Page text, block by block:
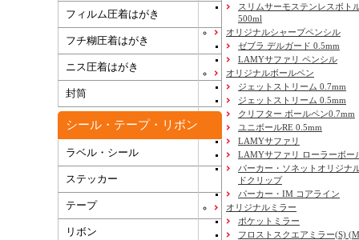
フィルム圧着はがき
フチ糊圧着はがき
ニス圧着はがき
封筒
シール・テープ・リボン
ラベル・シール
ステッカー
テープ
リボン
スリムサーモステンレスボト
500ml
オリジナルシャープペンシル
ゼブラ デルガード 0.5mm
LAMYサファリ ペンシル
オリジナルボールペン
ジェットストリーム 0.7mm
ジェットストリーム 0.5mm
クリフター ボールペン0.7mm
ユニボールRE 0.5mm
LAMYサファリ
LAMYサファリ ローラーボー
パーカー・ソネットオリジナ
ドクリップ
パーカー・IM コアライン
オリジナルミラー
ポケットミラー
フロストスクエアミラー(S)